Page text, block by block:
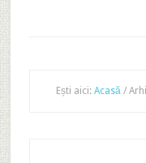
Ești aici: Acasă /